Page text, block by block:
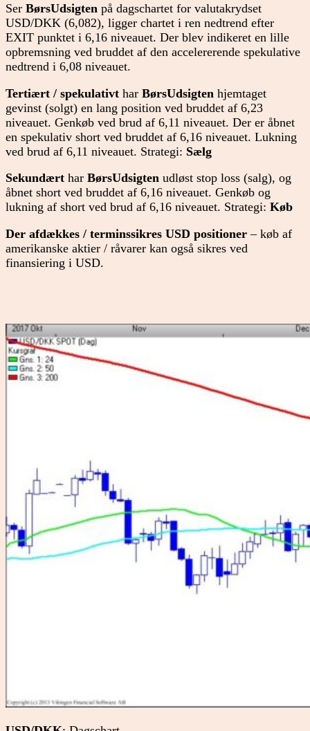
Ser BørsUdsigten på dagschartet for valutakrydset
USD/DKK (6,082), ligger chartet i ren nedtrend efter
EXIT punktet i 6,16 niveauet. Der blev indikeret en lille
opbremsning ved bruddet af den accelererende spekulative
nedtrend i 6,08 niveauet.
Tertiært / spekulativt har BørsUdsigten hjemtaget
gevinst (solgt) en lang position ved bruddet af 6,23
niveauet. Genkøb ved brud af 6,11 niveauet. Der er åbnet
en spekulativ short ved bruddet af 6,16 niveauet. Lukning
ved brud af 6,11 niveauet. Strategi: Sælg
Sekundært har BørsUdsigten udløst stop loss (salg), og
åbnet short ved bruddet af 6,16 niveauet. Genkøb og
lukning af short ved brud af 6,16 niveauet. Strategi: Køb
Der afdækkes / terminssikres USD positioner – køb af
amerikanske aktier / råvarer kan også sikres ved
finansiering i USD.